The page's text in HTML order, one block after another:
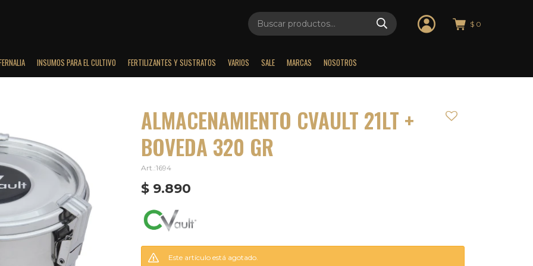
INSUMOS PARA EL CULTIVO FERTILIZANTES Y SUSTRATOS VARIOS SALE MARCAS NOSOTROS
$ 0
ALMACENAMIENTO CVAULT 21LT +
BOVEDA 320 GR
1694
$ 9.890
Este artículo está agotado.